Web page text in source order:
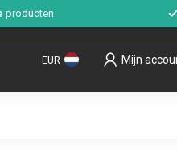
producten
EUR Mijn